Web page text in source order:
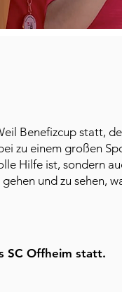
Benefizcup statt,
zu einem großen
Hilfe ist, sondern
und zu sehen,
SC Offheim statt.